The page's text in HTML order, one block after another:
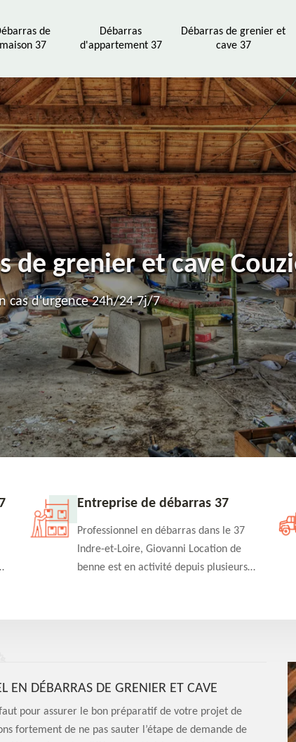
de
maison 37
Débarras
d'appartement 37
Débarras de grenier et
cave 37
de grenier et cave
cas d'urgence 24h/24 7j/7
Entreprise de débarras 37
Professionnel en débarras dans le 37
Indre-et-Loire, Giovanni Location de
benne est en activité depuis plusieurs
appartement, cave et grenier. Vous fait
EN DÉBARRAS DE GRENIER ET CAVE
pour assurer le bon préparatif de votre projet de
fortement de ne pas sauter l’étape de demande de